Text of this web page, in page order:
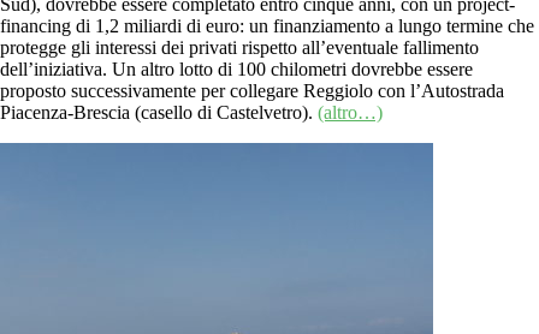
Sud), dovrebbe essere completato entro cinque anni, con un project-
financing di 1,2 miliardi di euro: un finanziamento a lungo termine che
protegge gli interessi dei privati rispetto all’eventuale fallimento
dell’iniziativa. Un altro lotto di 100 chilometri dovrebbe essere
proposto successivamente per collegare Reggiolo con l’Autostrada
Piacenza-Brescia (casello di Castelvetro). (altro…)